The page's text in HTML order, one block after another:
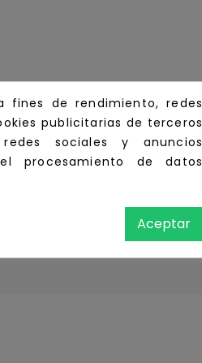
fines de rendimiento, redes
publicitarias de terceros
sociales y anuncios
procesamiento de datos
Aceptar